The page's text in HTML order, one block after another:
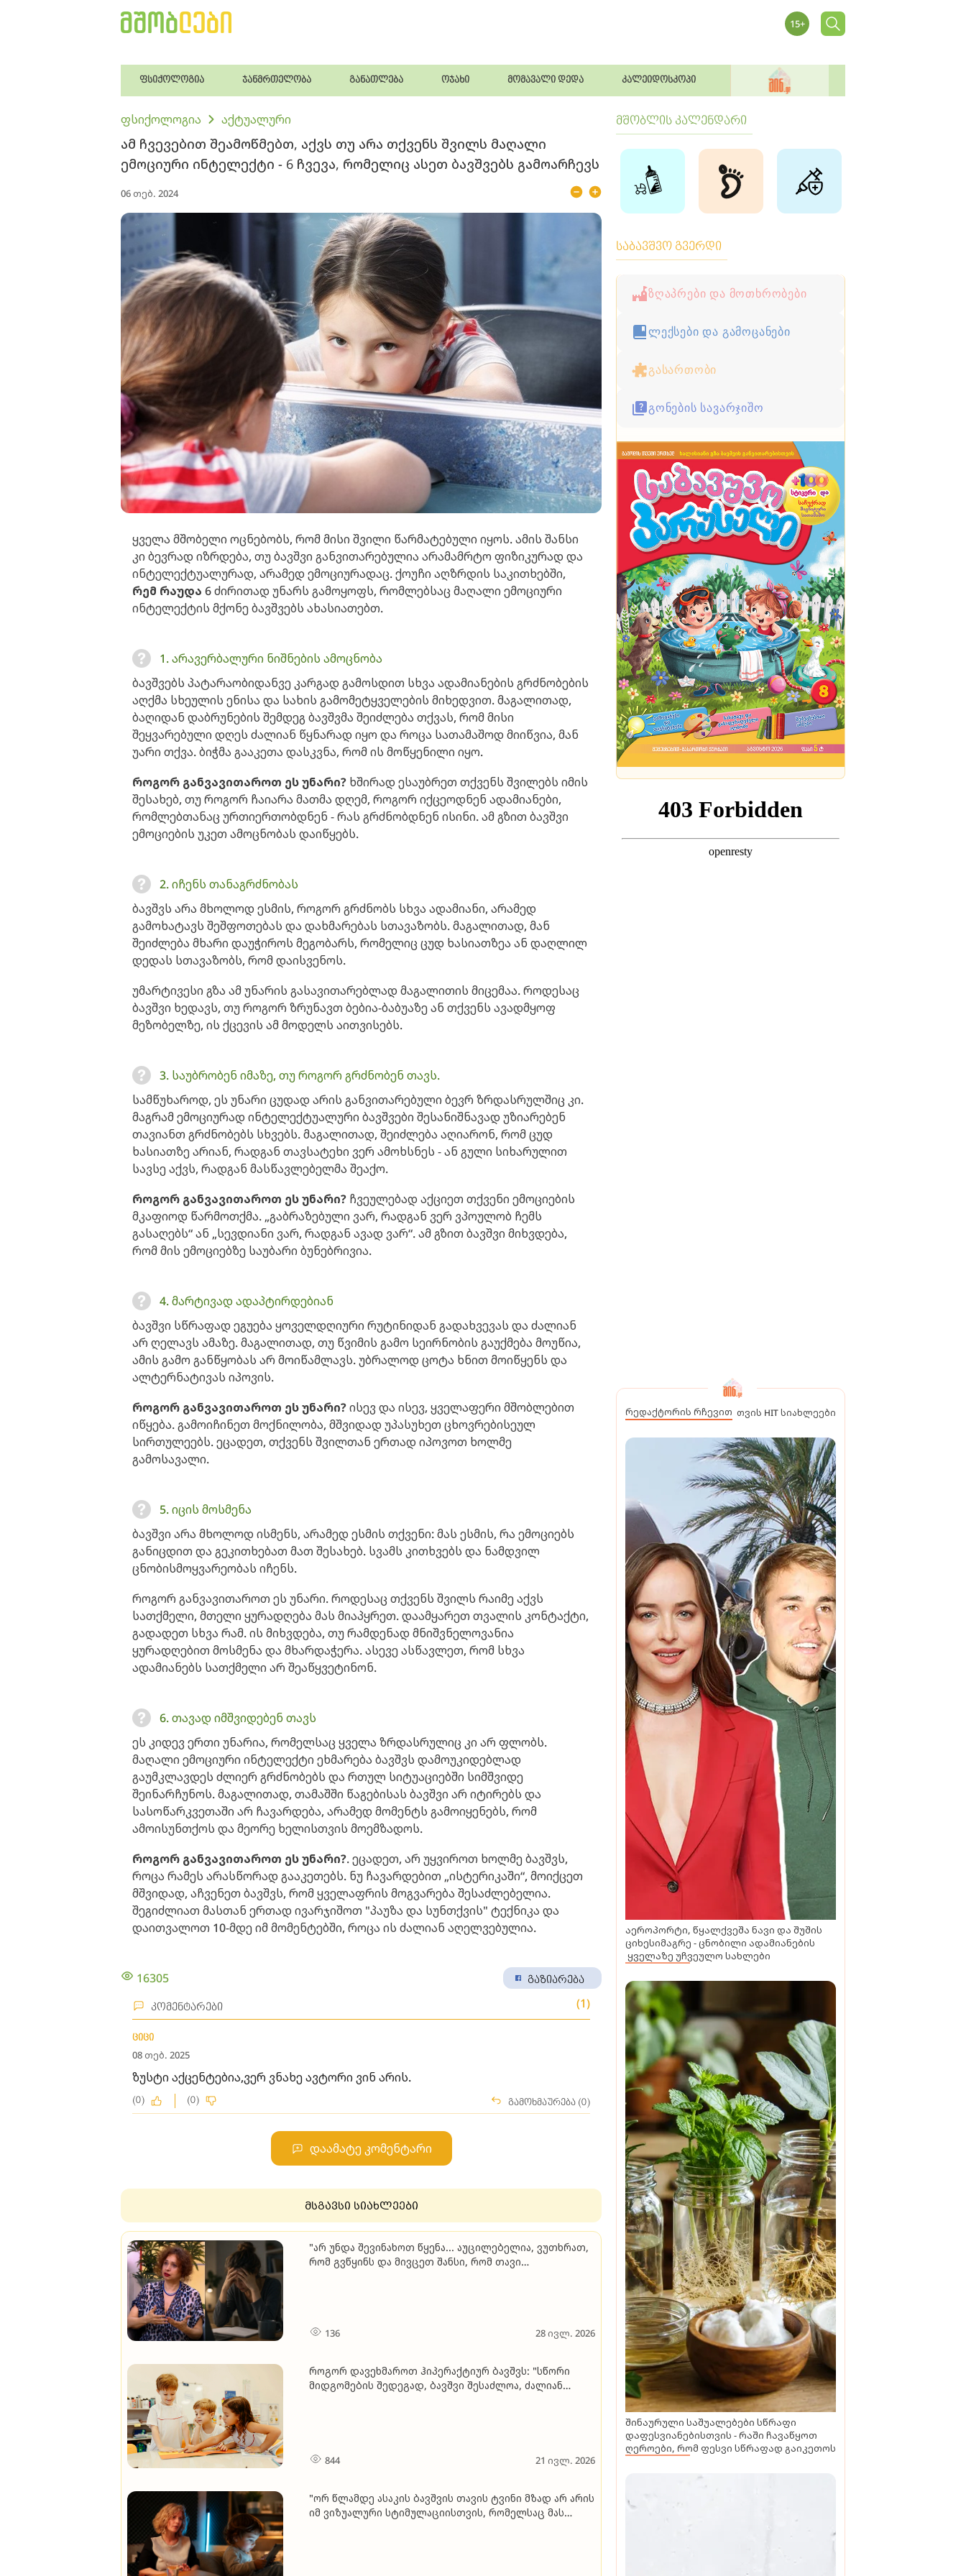
ფსიქოლოგია ჯანმრთელობა განათლება ოჯახი მომავალი დედა კალეიდოსკოპი
ფსიქოლოგია აქტუალური
ამ ჩვევებით შეამოწმებთ, აქვს თუ არა თქვენს შვილს მაღალი
ემოციური ინტელექტი - 6 ჩვევა, რომელიც ასეთ ბავშვებს გამოარჩევს
06 თებ. 2024
ყველა მშობელი ოცნებობს, რომ მისი შვილი წარმატებული იყოს. ამის შანსი
კი ბევრად იზრდება, თუ ბავშვი განვითარებულია არამამრტო ფიზიკურად და
ინტელექტუალურად, არამედ ემოციურადაც. ქოუჩი აღზრდის საკითხებში,
რემ რაუდა 6 ძირითად უნარს გამოყოფს, რომლებსაც მაღალი ემოციური
ინტელექტის მქონე ბავშვებს ახასიათებთ.
1. არავერბალური ნიშნების ამოცნობა
ბავშვებს პატარაობიდანვე კარგად გამოსდით სხვა ადამიანების გრძნობების
აღქმა სხეულის ენისა და სახის გამომეტყველების მიხედვით. მაგალითად,
ბაღიდან დაბრუნების შემდეგ ბავშვმა შეიძლება თქვას, რომ მისი
შეყვარებული დღეს ძალიან წყნარად იყო და როცა სათამაშოდ მიიწვია, მან
უარი თქვა. ბიჭმა გააკეთა დასკვნა, რომ ის მოწყენილი იყო.
როგორ განვავითაროთ ეს უნარი? ხშირად ესაუბრეთ თქვენს შვილებს იმის
შესახებ, თუ როგორ ჩაიარა მათმა დღემ, როგორ იქცეოდნენ ადამიანები,
რომლებთანაც ურთიერთობდნენ - რას გრძნობდნენ ისინი. ამ გზით ბავშვი
ემოციების უკეთ ამოცნობას დაიწყებს.
2. იჩენს თანაგრძნობას
ბავშვს არა მხოლოდ ესმის, როგორ გრძნობს სხვა ადამიანი, არამედ
გამოხატავს შეშფოთებას და დახმარებას სთავაზობს. მაგალითად, მან
შეიძლება მხარი დაუჭიროს მეგობარს, რომელიც ცუდ ხასიათზეა ან დაღლილ
დედას სთავაზობს, რომ დაისვენოს.
უმარტივესი გზა ამ უნარის გასავითარებლად მაგალითის მიცემაა. როდესაც
ბავშვი ხედავს, თუ როგორ ზრუნავთ ბებია-ბაბუაზე ან თქვენს ავადმყოფ
მეზობელზე, ის ქცევის ამ მოდელს აითვისებს.
3. საუბრობენ იმაზე, თუ როგორ გრძნობენ თავს.
სამწუხაროდ, ეს უნარი ცუდად არის განვითარებული ბევრ ზრდასრულშიც კი.
მაგრამ ემოციურად ინტელექტუალური ბავშვები შესანიშნავად უზიარებენ
თავიანთ გრძნობებს სხვებს. მაგალითად, შეიძლება აღიარონ, რომ ცუდ
ხასიათზე არიან, რადგან თავსატეხი ვერ ამოხსნეს - ან გული სიხარულით
სავსე აქვს, რადგან მასწავლებელმა შეაქო.
როგორ განვავითაროთ ეს უნარი? ჩვეულებად აქციეთ თქვენი ემოციების
მკაფიოდ წარმოთქმა. „გაბრაზებული ვარ, რადგან ვერ ვპოულობ ჩემს
გასაღებს“ ან „სევდიანი ვარ, რადგან ავად ვარ“. ამ გზით ბავშვი მიხვდება,
რომ მის ემოციებზე საუბარი ბუნებრივია.
4. მარტივად ადაპტირდებიან
ბავშვი სწრაფად ეგუება ყოველდღიური რუტინიდან გადახვევას და ძალიან
არ ღელავს ამაზე. მაგალითად, თუ წვიმის გამო სეირნობის გაუქმება მოუწია,
ამის გამო განწყობას არ მოიწამლავს. უბრალოდ ცოტა ხნით მოიწყენს და
ალტერნატივას იპოვის.
როგორ განვავითაროთ ეს უნარი?ისევ და ისევ, ყველაფერი მშობლებით
იწყება. გამოიჩინეთ მოქნილობა, მშვიდად უპასუხეთ ცხოვრებისეულ
სირთულეებს. ეცადეთ, თქვენს შვილთან ერთად იპოვოთ ხოლმე
გამოსავალი.
5. იცის მოსმენა
ბავშვი არა მხოლოდ ისმენს, არამედ ესმის თქვენი: მას ესმის, რა ემოციებს
განიცდით და გეკითხებათ მათ შესახებ. სვამს კითხვებს და ნამდვილ
ცნობისმოყვარეობას იჩენს.
როგორ განვავითაროთ ეს უნარი. როდესაც თქვენს შვილს რაიმე აქვს
სათქმელი, მთელი ყურადღება მას მიაპყრეთ. დაამყარეთ თვალის კონტაქტი,
გადადეთ სხვა რამ. ის მიხვდება, თუ რამდენად მნიშვნელოვანია
ყურადღებით მოსმენა და მხარდაჭერა. ასევე ასწავლეთ, რომ სხვა
ადამიანებს სათქმელი არ შეაწყვეტინონ.
6. თავად იმშვიდებენ თავს
ეს კიდევ ერთი უნარია, რომელსაც ყველა ზრდასრულიც კი არ ფლობს.
მაღალი ემოციური ინტელექტი ეხმარება ბავშვს დამოუკიდებლად
გაუმკლავდეს ძლიერ გრძნობებს და რთულ სიტუაციებში სიმშვიდე
შეინარჩუნოს. მაგალითად, თამაშში წაგებისას ბავშვი არ იტირებს და
სასოწარკვეთაში არ ჩავარდება, არამედ მომენტს გამოიყენებს, რომ
ამოისუნთქოს და მეორე ხელისთვის მოემზადოს.
როგორ განვავითაროთ ეს უნარი?. ეცადეთ, არ უყვიროთ ხოლმე ბავშვს,
როცა რამეს არასწორად გააკეთებს. ნუ ჩავარდებით „ისტერიკაში“, მოიქცეთ
მშვიდად, აჩვენეთ ბავშვს, რომ ყველაფრის მოგვარება შესაძლებელია.
შეგიძლიათ მასთან ერთად ივარჯიშოთ "პაუზა და სუნთქვის" ტექნიკა და
დაითვალოთ 10-მდე იმ მომენტებში, როცა ის ძალიან აღელვებულია.
16305 გაზიარება
კომენტარები (1)
ციცი
08 თებ. 2025
ზუსტი აქცენტებია,ვერ ვნახე ავტორი ვინ არის.
(0) (0) გამოხმაურება (0)
დაამატე კომენტარი
მსგავსი სიახლეები
"არ უნდა შევინახოთ წყენა... აუცილებელია, ვუთხრათ,
რომ გვწყინს და მივცეთ შანსი, რომ თავი
136 28 ივლ. 2026
როგორ დავეხმაროთ ჰიპერაქტიურ ბავშვს: "სწორი
მიდგომების შედეგად, ბავშვი შესაძლოა, ძალიან
844 21 ივლ. 2026
"ორ წლამდე ასაკის ბავშვის თავის ტვინი მზად არ არის
იმ ვიზუალური სტიმულაციისთვის, რომელსაც მას
მშობლის კალენდარი
საბავშვო გვერდი
ზღაპრები და მოთხრობები
ლექსები და გამოცანები
გასართობი
გონების სავარჯიშო
რედაქტორის რჩევით თვის HIT სიახლეები
აეროპორტი, წყალქვეშა ნავი და შუშის
ციხესიმაგრე - ცნობილი ადამიანების
ყველაზე უჩვეულო სახლები
შინაურული საშუალებები სწრაფი
დაფესვიანებისთვის - რაში ჩავაწყოთ
ღეროები, რომ ფესვი სწრაფად გაიკეთოს